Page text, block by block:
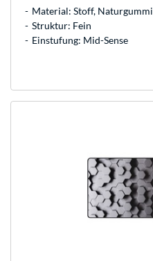
Material: Stoff, Naturgummi
Struktur: Fein
Einstufung: Mid-Sense